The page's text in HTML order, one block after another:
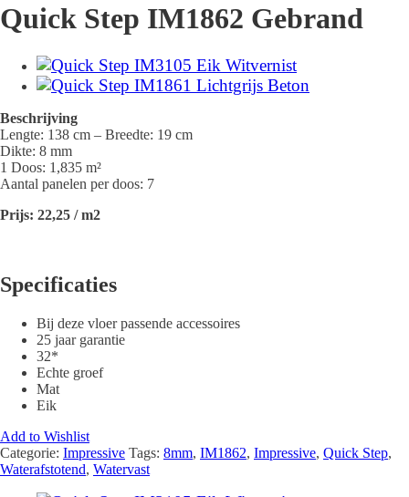
Quick Step IM1862 Gebrand
Beschrijving
Lengte: 138 cm – Breedte: 19 cm
Dikte: 8 mm
1 Doos: 1,835 m²
Aantal panelen per doos: 7
Prijs: 22,25 / m2
Specificaties
Bij deze vloer passende accessoires
25 jaar garantie
32*
Echte groef
Mat
Eik
Add to Wishlist
Categorie: Impressive Tags: 8mm, IM1862, Impressive, Quick Step,
Waterafstotend, Watervast